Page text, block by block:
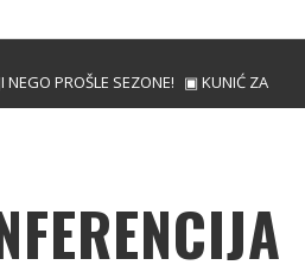
SEZONE! ▣ KUNIĆ ZA JAČI NAPAD